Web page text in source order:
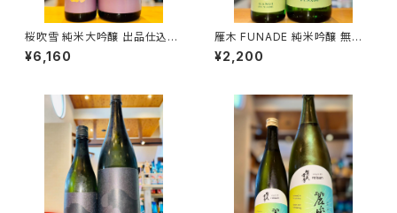
桜吹雪 純米大吟醸 出品仕込R
7BY（火入）1800ml１本（金光
酒造・広島県東広島市黒瀬町）
¥6,160
雁木 FUNADE 純米吟醸 無濾
過生原酒 720ml１本（八百新酒
造・山口県岩国市今津町）
¥2,200